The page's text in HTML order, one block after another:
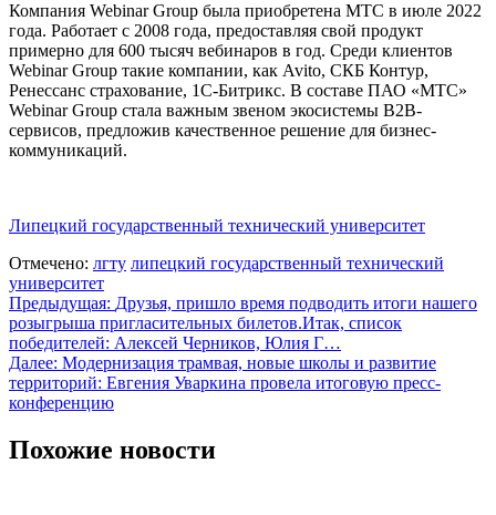
Компания Webinar Group была приобретена МТС в июле 2022
года. Работает с 2008 года, предоставляя свой продукт
примерно для 600 тысяч вебинаров в год. Среди клиентов
Webinar Group такие компании, как Avito, СКБ Контур,
Ренессанс страхование, 1С-Битрикс. В составе ПАО «МТС»
Webinar Group стала важным звеном экосистемы В2В-
сервисов, предложив качественное решение для бизнес-
коммуникаций.
Липецкий государственный технический университет
Отмечено: лгту липецкий государственный технический
университет
Навигация
по
записям
Предыдущая: Друзья, пришло время подводить итоги нашего
розыгрыша пригласительных билетов.Итак, список
победителей: Алексей Черников, Юлия Г…
Далее: Модернизация трамвая, новые школы и развитие
территорий: Евгения Уваркина провела итоговую пресс-
конференцию
Похожие новости